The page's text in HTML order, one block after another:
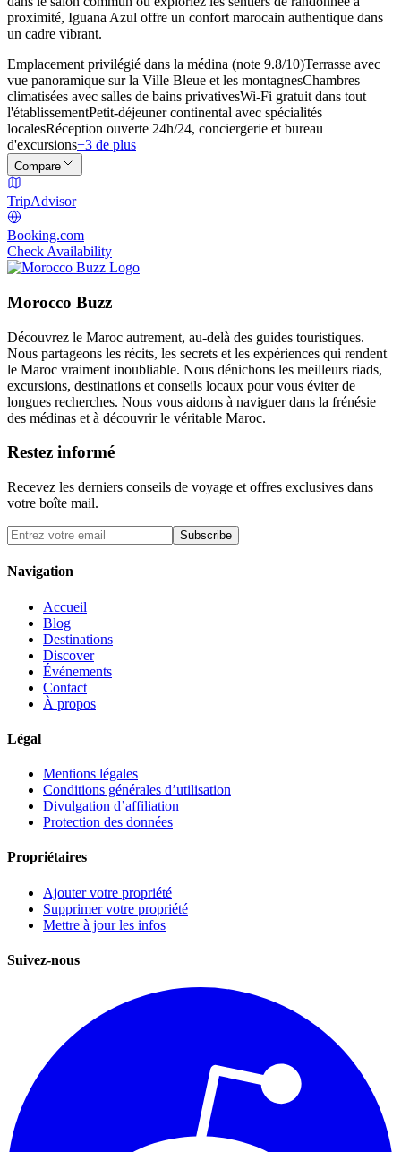
proximité, Iguana Azul offre un confort marocain authentique dans
un cadre vibrant.
Emplacement privilégié dans la médina (note 9.8/10)Terrasse avec
vue panoramique sur la Ville Bleue et les montagnesChambres
climatisées avec salles de bains privativesWi-Fi gratuit dans tout
l'établissementPetit-déjeuner continental avec spécialités
localesRéception ouverte 24h/24, conciergerie et bureau
d'excursions+3 de plus
Compare
TripAdvisor
Booking.com
Check Availability
Morocco Buzz
Découvrez le Maroc autrement, au-delà des guides touristiques.
Nous partageons les récits, les secrets et les expériences qui rendent
le Maroc vraiment inoubliable. Nous dénichons les meilleurs riads,
excursions, destinations et conseils locaux pour vous éviter de
longues recherches. Nous vous aidons à naviguer dans la frénésie
des médinas et à découvrir le véritable Maroc.
Restez informé
Recevez les derniers conseils de voyage et offres exclusives dans
votre boîte mail.
Subscribe
Navigation
Accueil
Blog
Destinations
Discover
Événements
Contact
À propos
Légal
Mentions légales
Conditions générales d’utilisation
Divulgation d’affiliation
Protection des données
Propriétaires
Ajouter votre propriété
Supprimer votre propriété
Mettre à jour les infos
Suivez-nous